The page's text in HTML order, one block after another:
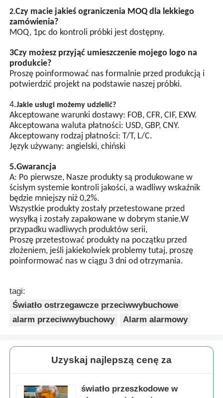
wywołaniu eksplozji.
Konstrukcja oszczędna
Światła o wysokiej jasności
LED, lampy o wysokiej
jasności LED, lampy o
wysokiej oszczędności
energii na chipie LED, mają
bardziej energooszczędne
niż zwykłe lampy.
Synchronizacja GPS
(nieobowiązkowa)
Automatyczne sterowanie
przełącznikiem o działaniu
świetlnym, wyposażone w
obwodów ochronnych..
utrzymanie i wymiana trudnych miejsc
Częste pytania:
Zawsze próbka przedprodukcyjna przed masową
produkcją.
Zawsze ostateczna kontrola przed wysyłką.
zamówienia?
MOQ, 1pc do kontroli próbki jest dostępny.
3Czy możesz przyjąć umieszczenie mojego logo na
produkcie?
potwierdzić projekt na podstawie naszej próbki.
4.Jakie usługi możemy udzielić?
Akceptowane warunki dostawy: FOB, CFR, CIF, EXW.
Akceptowana waluta płatności: USD, GBP, CNY.
Akceptowany rodzaj płatności: T/T, L/C.
Język używany: angielski, chiński
5.Gwarancja
A: Po pierwsze, Nasze produkty są produkowane w
Wszystkie produkty zostały przetestowane przed
wysyłką i zostały zapakowane w dobrym stanie.W
Proszę przetestować produkty na początku przed
poinformować nas w ciągu 3 dni od otrzymania.
Światło ostrzegawcze przeciwwybuchowe